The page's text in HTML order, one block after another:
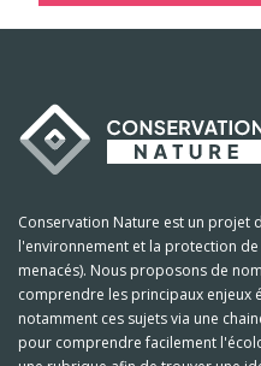
Conservation Nature est un projet
l'environnement et la protection
menacés). Nous proposons de
comprendre les principaux enjeux
notamment ces sujets via une
pour comprendre facilement